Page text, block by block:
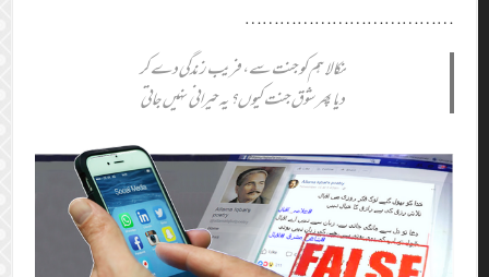
………………………………
نکالا ہم کو جنت سے، فریب زندگی دے کر
دیا پھر شوق جنت کیوں؟ یہ حیرانی نہیں جاتی